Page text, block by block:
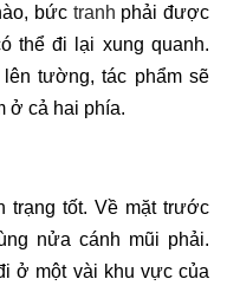
bức tranh phải được
thể đi lại xung quanh.
tường, tác phẩm sẽ
ở cả hai phía.
trạng tốt. Về mặt trước
nửa cánh mũi phải.
ở một vài khu vực của